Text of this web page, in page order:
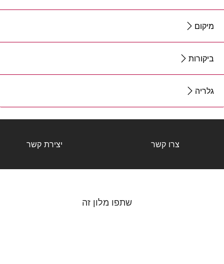
מיקום
ביקורות
גלריה
צרו קשר יצירת קשר
שתפו מלון זה